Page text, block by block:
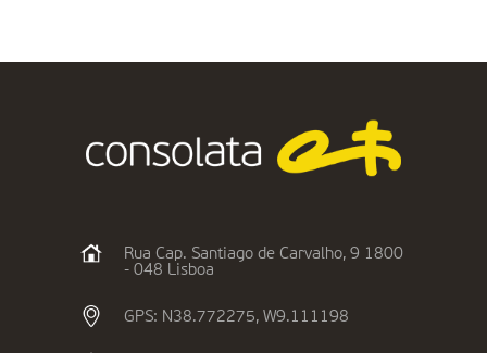
Rua Cap. Santiago de Carvalho, 9 1800
- 048 Lisboa
GPS: N38.772275, W9.111198